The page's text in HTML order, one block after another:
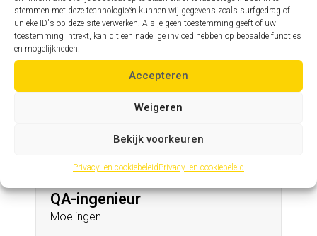
stemmen met deze technologieën kunnen wij gegevens zoals surfgedrag of
unieke ID's op deze site verwerken. Als je geen toestemming geeft of uw
toestemming intrekt, kan dit een nadelige invloed hebben op bepaalde functies
en mogelijkheden.
Accepteren
Weigeren
Bekijk voorkeuren
Privacy- en cookiebeleidPrivacy- en cookiebeleid
Zelfde profiel, andere regio
Assistent hoofdingenieur
Werm
Andere profielen in deze regio
QA-ingenieur
Moelingen